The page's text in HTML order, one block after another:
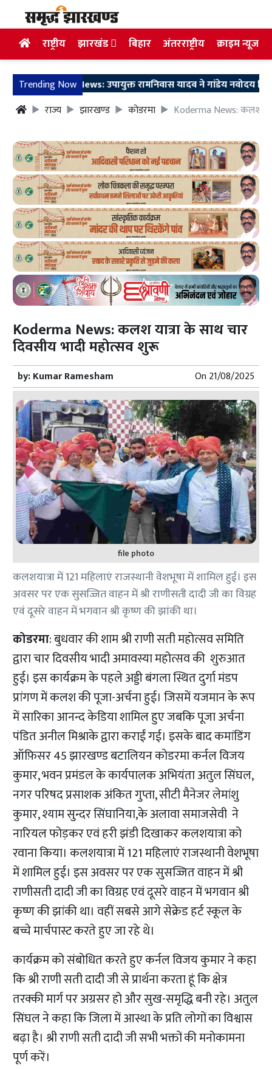
राष्ट्रीय झारखंड बिहार अंतरराष्ट्रीय क्राइम न्यूज
Trending Now
Giridih News: उपायुक्त रामनिवास यादव ने गांडेय नवोदय विद्यालय
राज्य
झारखण्ड कोडरमा Koderma News: कलश
Koderma News: कलश यात्रा के साथ चार
दिवसीय भादी महोत्सव शुरू
by:Kumar Ramesham On21/08/2025
file photo
कलशयात्रा में 121 महिलाएं राजस्थानी वेशभूषा में शामिल हुई। इस
अवसर पर एक सुसज्जित वाहन में श्री राणीसती दादी जी का विग्रह
एवं दूसरे वाहन में भगवान श्री कृष्ण की झांकी था।
कोडरमा: बुधवार की शाम श्री राणी सती महोत्सव समिति
द्वारा चार दिवसीय भादी अमावस्या महोत्सव की शुरुआत
हुई। इस कार्यक्रम के पहले अड्डी बंगला स्थित दुर्गा मंडप
प्रांगण में कलश की पूजा-अर्चना हुई। जिसमें यजमान के रूप
में सारिका आनन्द केडिया शामिल हुए जबकि पूजा अर्चना
पंडित अनील मिश्राके द्वारा कराईं गई। इसके बाद कमांडिंग
ऑफ़िसर 45 झारखण्ड बटालियन कोडरमा कर्नल विजय
कुमार, भवन प्रमंडल के कार्यपालक अभियंता अतुल सिंघल,
नगर परिषद प्रसाशक अंकित गुप्ता, सीटी मैनेजर लेमांशु
कुमार, श्याम सुन्दर सिंघानिया,के अलावा समाजसेवी ने
नारियल फोड़कर एवं हरी झंडी दिखाकर कलशयात्रा को
रवाना किया। कलशयात्रा में 121 महिलाएं राजस्थानी वेशभूषा
में शामिल हुई। इस अवसर पर एक सुसज्जित वाहन में श्री
राणीसती दादी जी का विग्रह एवं दूसरे वाहन में भगवान श्री
कृष्ण की झांकी था। वहीं सबसे आगे सेक्रेड हर्ट स्कूल के
बच्चे मार्चपास्ट करते हुए जा रहे थे।
कार्यक्रम को संबोधित करते हुए कर्नल विजय कुमार ने कहा
कि श्री राणी सती दादी जी से प्रार्थना करता हूं कि क्षेत्र
तरक्की मार्ग पर अग्रसर हो और सुख-समृद्धि बनी रहे। अतुल
सिंघल ने कहा कि जिला में आस्था के प्रति लोगों का विश्वास
बढ़ा है। श्री राणी सती दादी जी सभी भक्तों की मनोकामना
पूर्ण करें।